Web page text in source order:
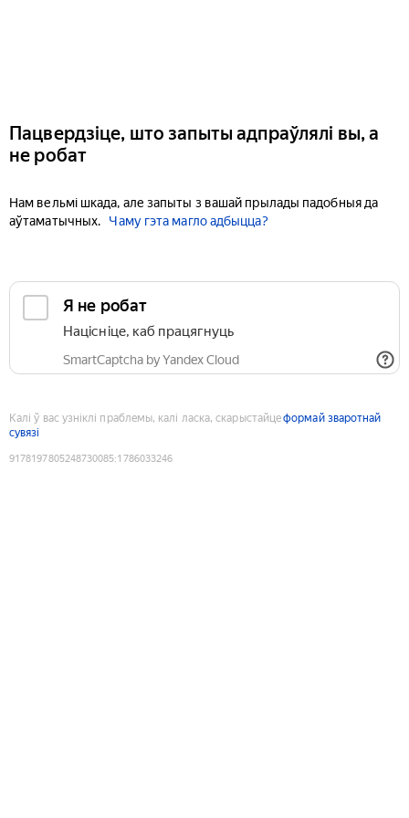
Пацвердзіце, што запыты адпраўлялі вы, а
не робат
Нам вельмі шкада, але запыты з вашай прылады падобныя да
аўтаматычных.
Чаму гэта магло адбыцца?
Я не робат
Націсніце, каб працягнуць
SmartCaptcha by Yandex Cloud
Калі ў вас узніклі праблемы, калі ласка, скарыстайцеформай зваротнай
сувязі
9178197805248730085:1786033246